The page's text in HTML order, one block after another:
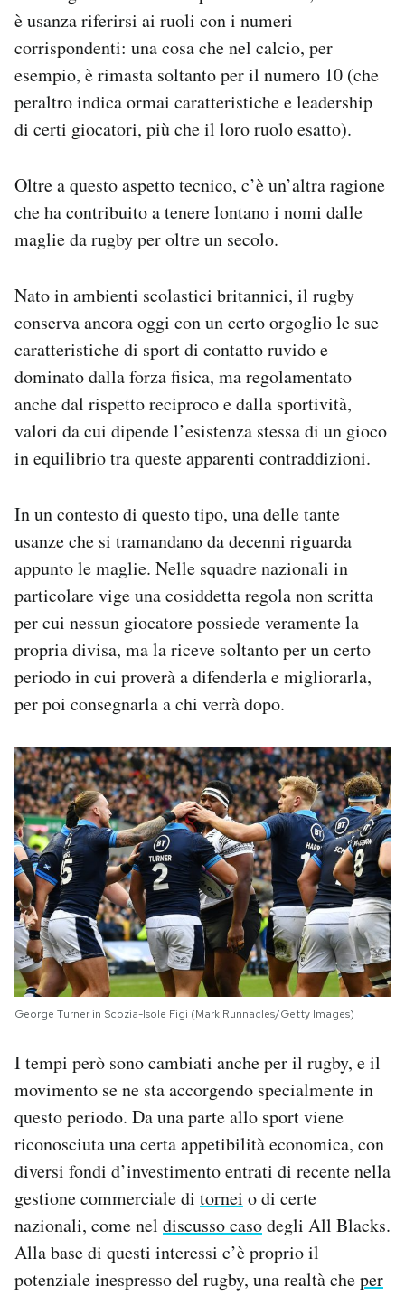
è usanza riferirsi ai ruoli con i numeri
corrispondenti: una cosa che nel calcio, per
esempio, è rimasta soltanto per il numero 10 (che
peraltro indica ormai caratteristiche e leadership
di certi giocatori, più che il loro ruolo esatto).
Oltre a questo aspetto tecnico, c’è un’altra ragione
che ha contribuito a tenere lontano i nomi dalle
maglie da rugby per oltre un secolo.
Nato in ambienti scolastici britannici, il rugby
conserva ancora oggi con un certo orgoglio le sue
caratteristiche di sport di contatto ruvido e
dominato dalla forza fisica, ma regolamentato
anche dal rispetto reciproco e dalla sportività,
valori da cui dipende l’esistenza stessa di un gioco
in equilibrio tra queste apparenti contraddizioni.
In un contesto di questo tipo, una delle tante
usanze che si tramandano da decenni riguarda
appunto le maglie. Nelle squadre nazionali in
particolare vige una cosiddetta regola non scritta
per cui nessun giocatore possiede veramente la
propria divisa, ma la riceve soltanto per un certo
periodo in cui proverà a difenderla e migliorarla,
per poi consegnarla a chi verrà dopo.
George Turner in Scozia-Isole Figi (Mark Runnacles/Getty Images)
I tempi però sono cambiati anche per il rugby, e il
movimento se ne sta accorgendo specialmente in
questo periodo. Da una parte allo sport viene
riconosciuta una certa appetibilità economica, con
diversi fondi d’investimento entrati di recente nella
gestione commerciale di tornei o di certe
nazionali, come nel discusso casodegli All Blacks.
Alla base di questi interessi c’è proprio il
potenziale inespresso del rugby, una realtà cheper